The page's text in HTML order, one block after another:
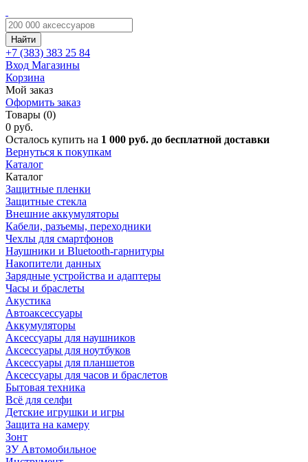
Найти
+7 (383) 383 25 84
Вход Магазины
Корзина
Мой заказ
Оформить заказ
Товары (0)
0 руб.
Осталось купить на 1 000 руб. до бесплатной доставки
Вернуться к покупкам
Каталог
Каталог
Защитные пленки
Защитные стекла
Внешние аккумуляторы
Кабели, разъемы, переходники
Чехлы для смартфонов
Наушники и Bluetooth-гарнитуры
Накопители данных
Зарядные устройства и адаптеры
Часы и браслеты
Акустика
Автоаксессуары
Аккумуляторы
Аксессуары для наушников
Аксессуары для ноутбуков
Аксессуары для планшетов
Аксессуары для часов и браслетов
Бытовая техника
Всё для селфи
Детские игрушки и игры
Защита на камеру
Зонт
ЗУ Автомобильное